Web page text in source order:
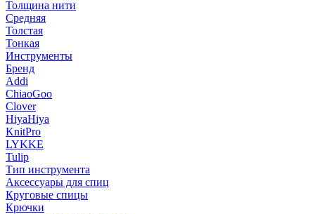
Толщина нити
Средняя
Толстая
Тонкая
Инструменты
Бренд
Addi
ChiaoGoo
Clover
HiyaHiya
KnitPro
LYKKE
Tulip
Тип инструмента
Аксессуары для спиц
Круговые спицы
Крючки